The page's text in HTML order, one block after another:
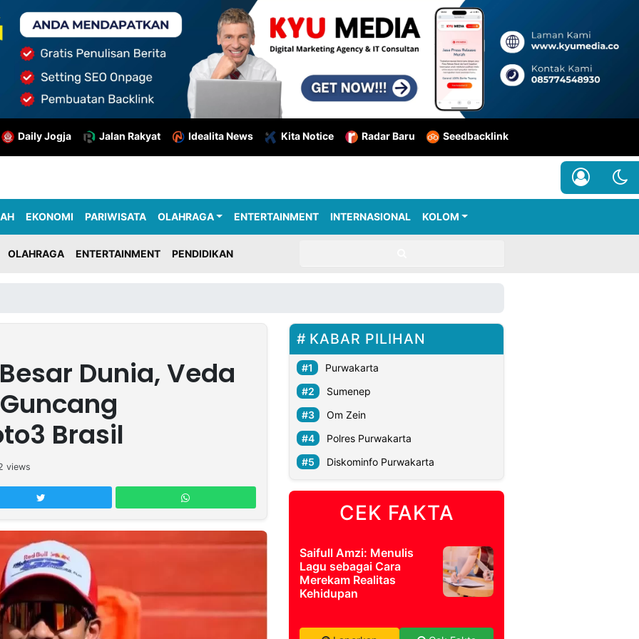
Daily Jogja Jalan Rakyat Idealita News Kita Notice Radar Baru Seedbacklink
EKONOMI PARIWISATA OLAHRAGA ENTERTAINMENT INTERNASIONAL KOLOM
OLAHRAGA ENTERTAINMENT PENDIDIKAN
Dunia, Veda
Brasil
views
KABAR PILIHAN
Purwakarta
Sumenep
Om Zein
Polres Purwakarta
Diskominfo Purwakarta
CEK FAKTA
Saifull Amzi: Menulis
Lagu sebagai Cara
Merekam Realitas
Kehidupan